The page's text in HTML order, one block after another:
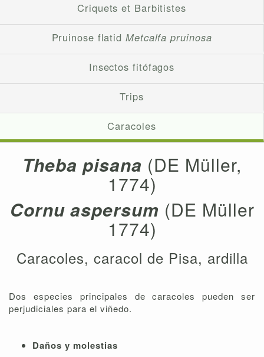
Criquets et Barbitistes
Pruinose flatidMetcalfa pruinosa
Insectos fitófagos
Trips
Caracoles
Theba pisana (DE Müller,
1774)
Cornu aspersum (DE Müller
1774)
Caracoles, caracol de Pisa, ardilla
Dos especies principales de caracoles pueden ser
perjudiciales para el viñedo.
Daños y molestias